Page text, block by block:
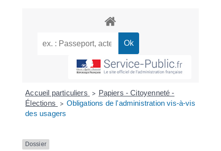
Accueil particuliers > Papiers - Citoyenneté -
Élections
> Obligations de l'administration vis-à-vis
des usagers
Dossier